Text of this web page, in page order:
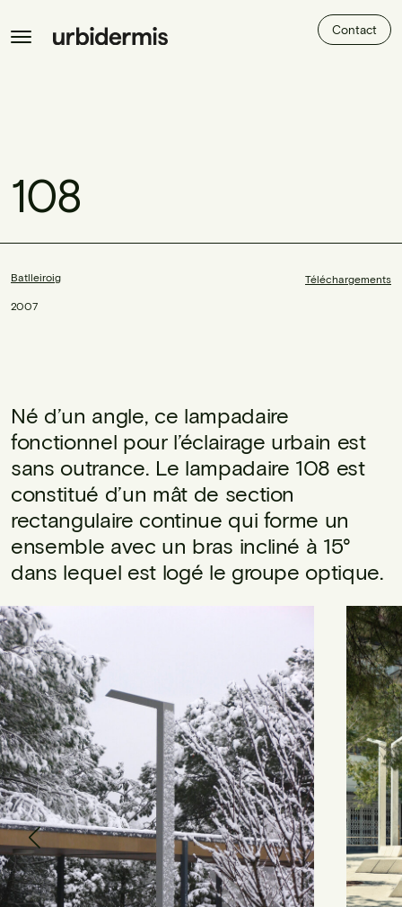
Contact
108
Batlleiroig
2007
Téléchargements
Né d’un angle, ce lampadaire
fonctionnel pour l’éclairage urbain est
sans outrance. Le lampadaire 108 est
constitué d’un mât de section
rectangulaire continue qui forme un
ensemble avec un bras incliné à 15°
dans lequel est logé le groupe optique.